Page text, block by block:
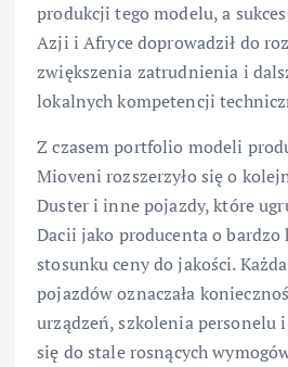
produkcji tego modelu, a
Azji i Afryce doprowadził do
zwiększenia zatrudnienia i
lokalnych kompetencji
Z czasem portfolio modeli
Mioveni rozszerzyło się o
Duster i inne pojazdy, które
Dacii jako producenta o
stosunku ceny do jakości.
pojazdów oznaczała
urządzeń, szkolenia personelu
się do stale rosnących